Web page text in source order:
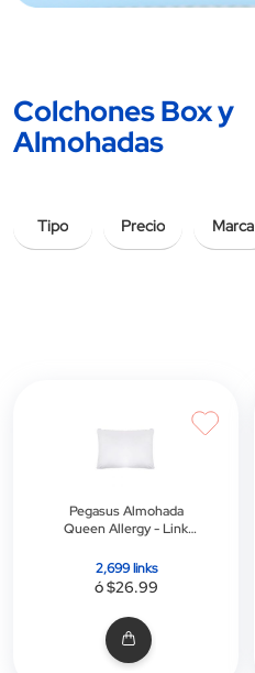
Colchones Box y
Almohadas
Tipo Precio Marca
Pegasus Almohada
Queen Allergy - Link
2,699 links
ó $26.99